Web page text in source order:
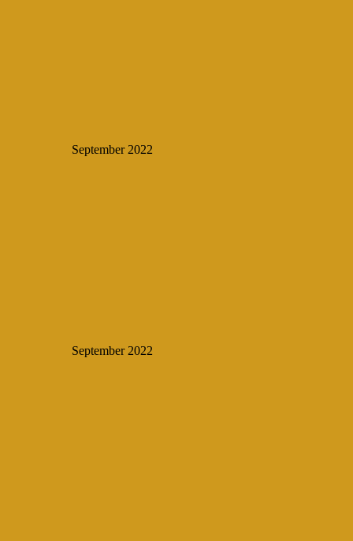
September 2022
September 2022